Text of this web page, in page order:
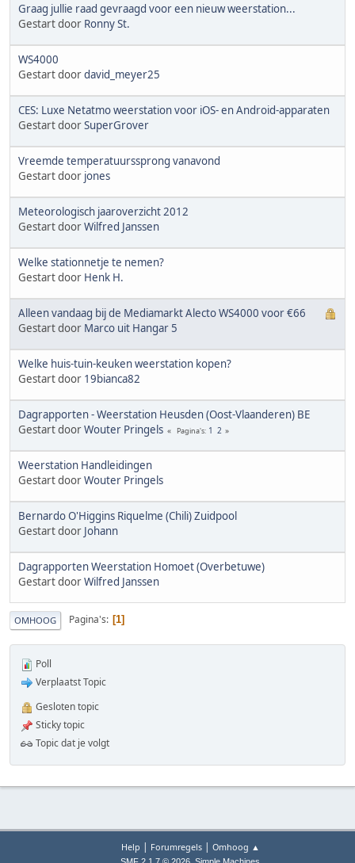
Graag jullie raad gevraagd voor een nieuw weerstation...
Gestart door Ronny St.
WS4000
Gestart doordavid_meyer25
CES: Luxe Netatmo weerstation voor iOS- en Android-apparaten
Gestart doorSuperGrover
Vreemde temperatuurssprong vanavond
Gestart door jones
Meteorologisch jaaroverzicht 2012
Gestart doorWilfred Janssen
Welke stationnetje te nemen?
Gestart door Henk H.
Alleen vandaag bij de Mediamarkt Alecto WS4000 voor €66
Gestart door Marco uit Hangar 5
Welke huis-tuin-keuken weerstation kopen?
Gestart door 19bianca82
Dagrapporten - Weerstation Heusden (Oost-Vlaanderen) BE
Gestart doorWouter Pringels Pagina's 1 2
Weerstation Handleidingen
Gestart doorWouter Pringels
Bernardo O'Higgins Riquelme (Chili) Zuidpool
Gestart door Johann
Dagrapporten Weerstation Homoet (Overbetuwe)
Gestart doorWilfred Janssen
OMHOOG Pagina's 1
Poll
Verplaatst Topic
Gesloten topic
Sticky topic
Topic dat je volgt
Help | Forumregels| Omhoog ▲